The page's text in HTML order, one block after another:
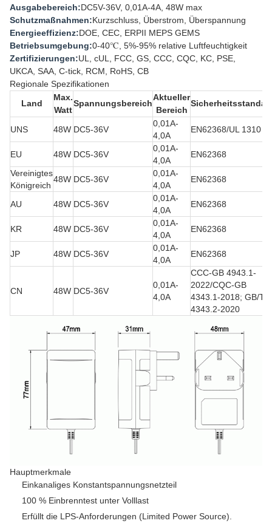
Ausgabebereich:DC5V-36V, 0,01A-4A, 48W max
Schutzmaßnahmen:Kurzschluss, Überstrom, Überspannung
Energieeffizienz:DOE, CEC, ERPII MEPS GEMS
Betriebsumgebung:0-40℃, 5%-95% relative Luftfeuchtigkeit
Zertifizierungen:UL, cUL, FCC, GS, CCC, CQC, KC, PSE,
UKCA, SAA, C-tick, RCM, RoHS, CB
Regionale Spezifikationen
Land
Max.
Watt
Spannungsbereich
Aktueller
Bereich
UNS 48W DC5-36V
0,01A-
4,0A
EN62368/UL 1310
EU 48W DC5-36V
0,01A-
4,0A
EN62368
Vereinigtes
Königreich
48W DC5-36V
0,01A-
4,0A
EN62368
AU 48W DC5-36V
0,01A-
4,0A
EN62368
KR 48W DC5-36V
0,01A-
4,0A
EN62368
JP 48W DC5-36V
0,01A-
4,0A
EN62368
CN 48W DC5-36V
0,01A-
4,0A
CCC-GB 4943.1-
2022/CQC-GB
4343.1-2018; GB/T
4343.2-2020
Hauptmerkmale
Einkanaliges Konstantspannungsnetzteil
100 % Einbrenntest unter Volllast
Erfüllt die LPS-Anforderungen (Limited Power Source).